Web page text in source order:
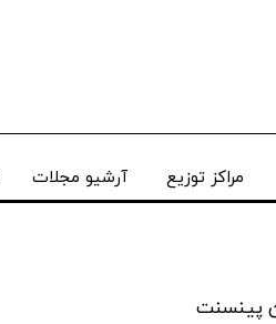
مراکز توزیع آرشیو مجلات
پینسنت